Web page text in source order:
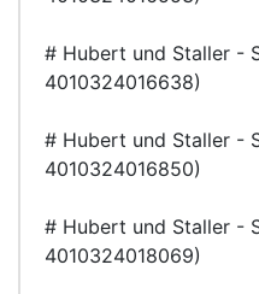
# Hubert und Staller -
4010324016638)
# Hubert und Staller -
4010324016850)
# Hubert und Staller -
4010324018069)